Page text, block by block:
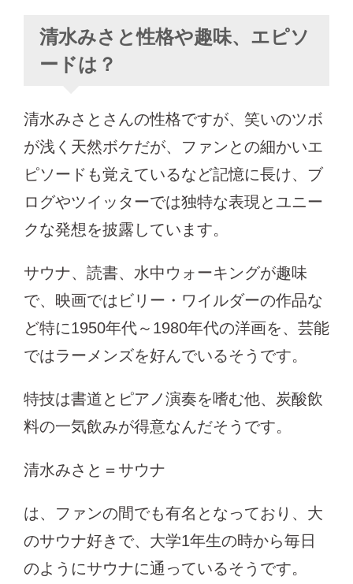
清水みさと性格や趣味、エピソ
ードは？
清水みさとさんの性格ですが、笑いのツボ
が浅く天然ボケだが、ファンとの細かいエ
ピソードも覚えているなど記憶に長け、ブ
ログやツイッターでは独特な表現とユニー
クな発想を披露しています。
サウナ、読書、水中ウォーキングが趣味
で、映画ではビリー・ワイルダーの作品な
ど特に1950年代～1980年代の洋画を、芸能
ではラーメンズを好んでいるそうです。
特技は書道とピアノ演奏を嗜む他、炭酸飲
料の一気飲みが得意なんだそうです。
清水みさと＝サウナ
は、ファンの間でも有名となっており、大
のサウナ好きで、大学1年生の時から毎日
のようにサウナに通っているそうです。